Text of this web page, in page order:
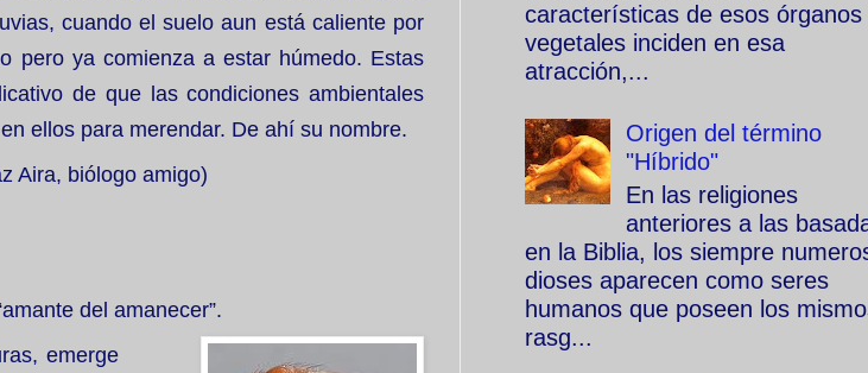
cuando el suelo aun está caliente por
pero ya comienza a estar húmedo. Estas
de que las condiciones ambientales
ellos para merendar. De ahí su nombre.
Aira, biólogo amigo)
del amanecer”.
emerge
características de esos órganos
vegetales inciden en esa
atracción,...
Origen del término
"Híbrido"
En las religiones
anteriores a las
en la Biblia, los siempre
dioses aparecen como seres
humanos que poseen los
rasg...